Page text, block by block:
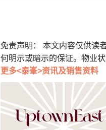
免责声明： 本文内容仅供读
何明示或暗示的保证。物业
更多<泰峯>资讯及销售资料